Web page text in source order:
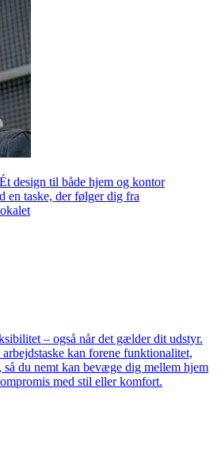
design til både hjem og kontor
en taske, der følger dig fra
– også når det gælder dit udstyr.
kan forene funktionalitet,
du nemt kan bevæge dig mellem hjem
med stil eller komfort.